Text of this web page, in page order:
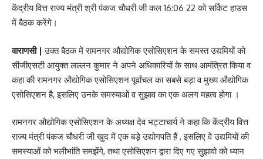
केंद्रीय वित्त राज्य मंत्री श्री पंकज चौधरी जी कल 16:06 22 को सर्किट हाउस
में बैठक करेंगे।
वाराणसी | उक्त बैठक में रामनगर औद्योगिक एसोसिएशन के समस्त उद्यमियों को
सीजीएसटी आयुक्त लल्लन कुमार ने अपने अधिकारियों के साथ आमंत्रित किया व
कहा की रामनगर औद्योगिक एसोसिएशन पूर्वांचल का सबसे बड़ा व मुख्य औद्योगिक
एसोसिएशन है, इसलिए उनके समस्याओं व सुझाव का एक अलग महत्व होगा ।
रामनगर औद्योगिक एसोसिएशन के अध्यक्ष देव भट्टाचार्य ने कहा कि केंद्रीय वित्त
राज्य मंत्री पंकज चौधरी जी खुद में एक बड़े उद्योगपति हैं , इसलिए वे उद्यमियों की
समस्याओं को भलीभांति समझेंगे, तथा एसोसिएशन द्वारा दिए गए सुझावो को ध्यान